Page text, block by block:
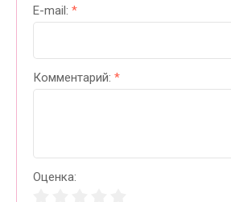
E-mail: *
Комментарий: *
Оценка: